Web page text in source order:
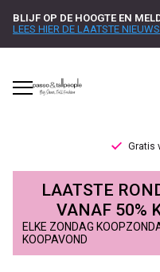
BLIJF OP DE HOOGTE EN
LEES HIER DE LAATSTE
Gratis
Pantoffels
Passo
LAATSTE
VANAF 50%
ELKE ZONDAG
KOOPAVOND